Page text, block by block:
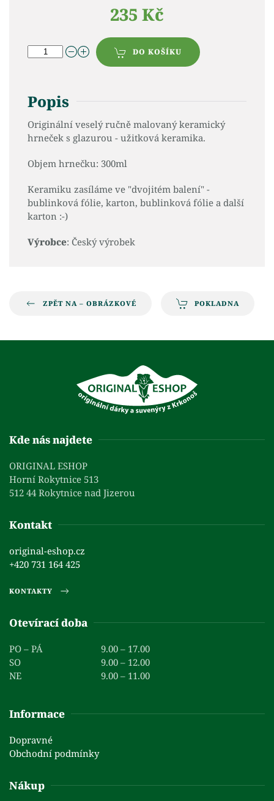
235 Kč
DO KOŠÍKU
Popis
Originální veselý ručně malovaný keramický
hrneček s glazurou - užitková keramika.
Objem hrnečku: 300ml
Keramiku zasíláme ve "dvojitém balení" -
bublinková fólie, karton, bublinková fólie a další
karton :-)
Výrobce: Český výrobek
ZPĚT NA – OBRÁZKOVÉ POKLADNA
Kde nás najdete
ORIGINAL ESHOP
Horní Rokytnice 513
512 44 Rokytnice nad Jizerou
Kontakt
original-eshop.cz
+420 731 164 425
KONTAKTY
Otevírací doba
PO – PÁ
9.00 – 17.00
SO
9.00 – 12.00
NE
9.00 – 11.00
Informace
Dopravné
Obchodní podmínky
Nákup